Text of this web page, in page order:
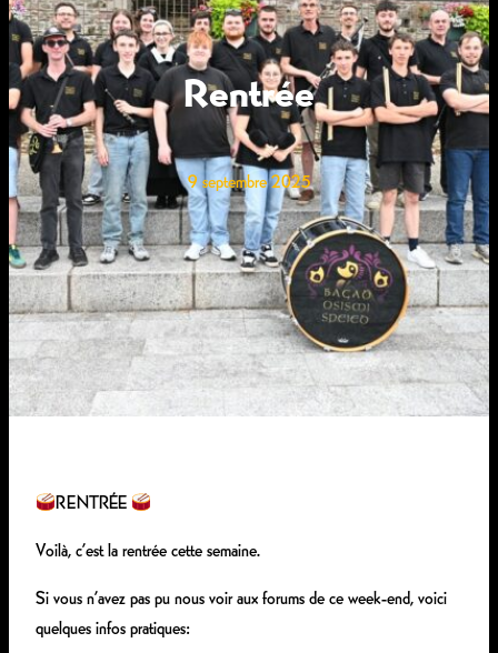
Rentrée
9 septembre 2025
RENTRÉE
Voilà, c’est la rentrée cette semaine.
Si vous n’avez pas pu nous voir aux forums de ce week-end, voici
quelques infos pratiques: